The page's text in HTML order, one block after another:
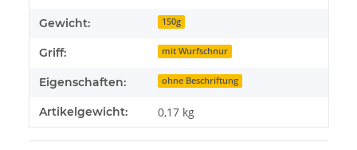
Gewicht: 150g
Griff: mit Wurfschnur
Eigenschaften: ohne Beschriftung
Artikelgewicht: 0,17 kg